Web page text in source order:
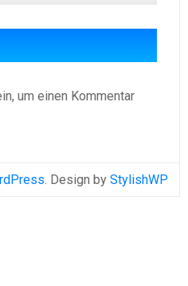
um einen Kommentar
. Design by StylishWP